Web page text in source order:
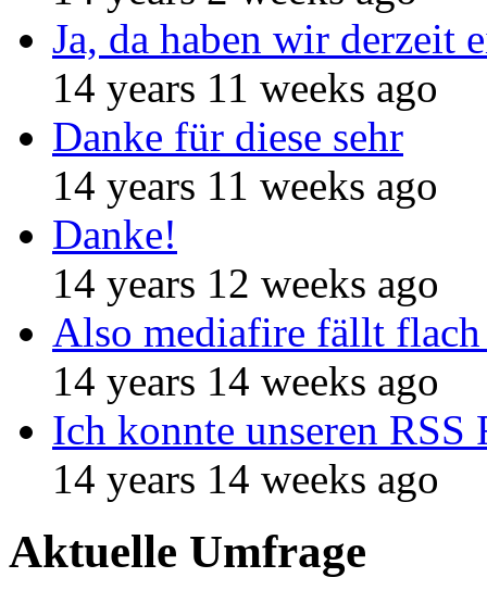
Ja, da haben wir derzeit
14 years 11 weeks ago
Danke für diese sehr
14 years 11 weeks ago
Danke!
14 years 12 weeks ago
Also mediafire fällt
14 years 14 weeks ago
Ich konnte unseren RSS
14 years 14 weeks ago
Aktuelle Umfrage